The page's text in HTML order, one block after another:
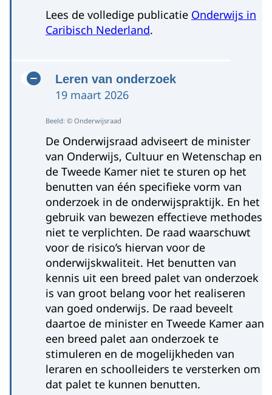
Lees de volledige publicatie Onderwijs in
Caribisch Nederland.
Leren van onderzoek
19 maart 2026
Beeld: © Onderwijsraad
De Onderwijsraad adviseert de minister
van Onderwijs, Cultuur en Wetenschap en
de Tweede Kamer niet te sturen op het
benutten van één specifieke vorm van
onderzoek in de onderwijspraktijk. En het
gebruik van bewezen effectieve methodes
niet te verplichten. De raad waarschuwt
voor de risico’s hiervan voor de
onderwijskwaliteit. Het benutten van
kennis uit een breed palet van onderzoek
is van groot belang voor het realiseren
van goed onderwijs. De raad beveelt
daartoe de minister en Tweede Kamer aan
een breed palet aan onderzoek te
stimuleren en de mogelijkheden van
leraren en schoolleiders te versterken om
dat palet te kunnen benutten.